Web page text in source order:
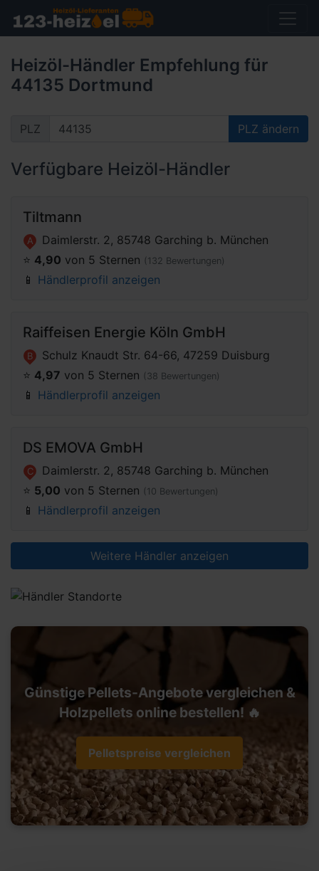
Heizöl-Händler Empfehlung für
44135 Dortmund
PLZ PLZ ändern
Verfügbare Heizöl-Händler
Tiltmann
A
Daimlerstr. 2, 85748 Garching b. München
⭐️ 4,90 von 5 Sternen (132 Bewertungen)
📱 Händlerprofil anzeigen
Raiffeisen Energie Köln GmbH
B
Schulz Knaudt Str. 64-66, 47259 Duisburg
⭐️ 4,97 von 5 Sternen (38 Bewertungen)
📱 Händlerprofil anzeigen
DS EMOVA GmbH
C
Daimlerstr. 2, 85748 Garching b. München
⭐️ 5,00 von 5 Sternen (10 Bewertungen)
📱 Händlerprofil anzeigen
Weitere Händler anzeigen
Günstige Pellets-Angebote vergleichen &
Holzpellets online bestellen! 🔥
Pelletspreise vergleichen